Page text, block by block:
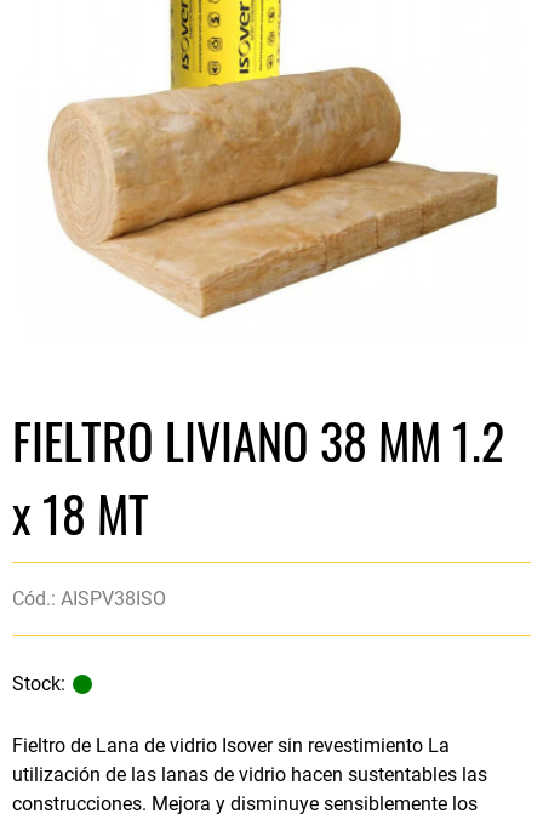
FIELTRO LIVIANO 38 MM 1.2
x 18 MT
Cód.: AISPV38ISO
Stock:
Fieltro de Lana de vidrio Isover sin revestimiento La
utilización de las lanas de vidrio hacen sustentables las
construcciones. Mejora y disminuye sensiblemente los